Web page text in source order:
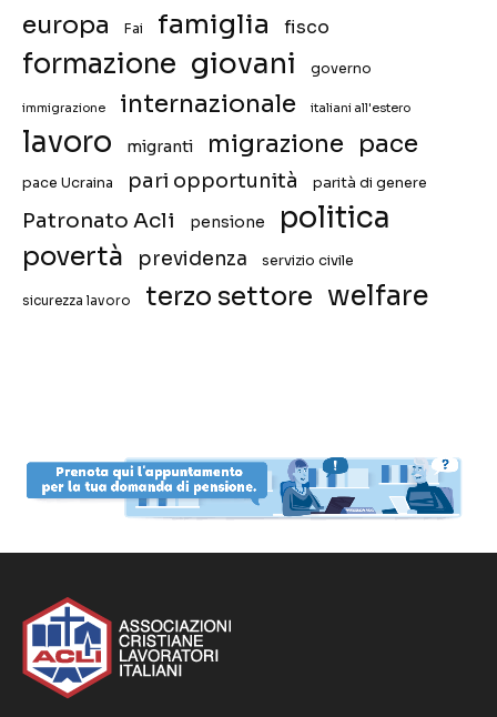
europa Fai famiglia fisco
formazione giovani governo
immigrazione internazionale italiani all'estero
lavoro migranti migrazione pace
pace Ucraina pari opportunità parità di genere
Patronato Acli pensione politica
povertà previdenza servizio civile
sicurezza lavoro terzo settore welfare